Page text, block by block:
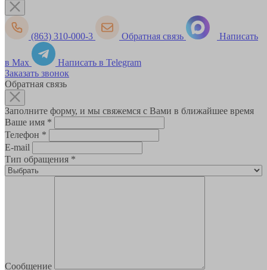
(863) 310-000-3 Обратная связь Написать
в Max
Написать в Telegram
Заказать звонок
Обратная связь
Заполните форму, и мы свяжемся с Вами в ближайшее время
Ваше имя *
Телефон *
E-mail
Тип обращения *
Сообщение